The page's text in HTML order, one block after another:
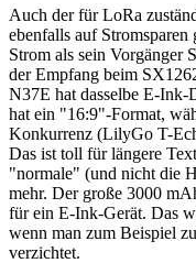
Auch der für LoRa
ebenfalls auf
Strom als sein Vorgänger
der Empfang beim
N37E hat dasselbe E-Ink-
hat ein "16:9"-Format,
Konkurrenz (LilyGo T-
Das ist toll für längere
"normale" (und nicht die
mehr. Der große 3000
für ein E-Ink-Gerät. Das
wenn man zum Beispiel
verzichtet.